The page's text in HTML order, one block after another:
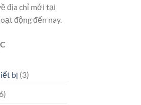
địa chỉ mới tại
động đến nay.
bị (3)